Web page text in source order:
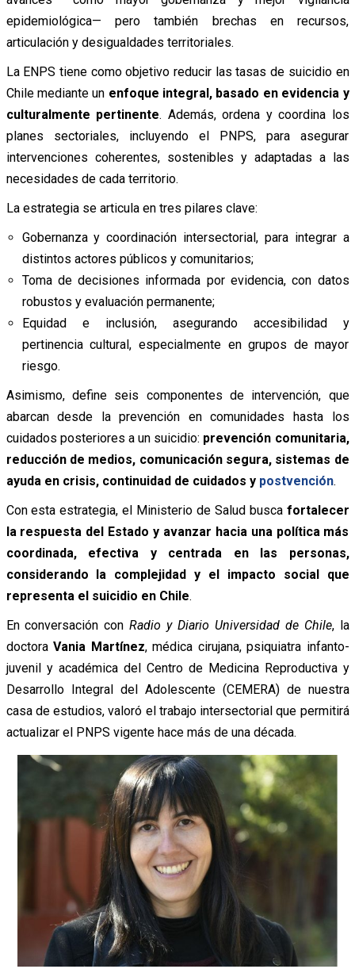
epidemiológica— pero también brechas en recursos,
articulación y desigualdades territoriales.
La ENPS tiene como objetivo reducir las tasas de suicidio en
Chile mediante un enfoque integral, basado en evidencia y
culturalmente pertinente. Además, ordena y coordina los
planes sectoriales, incluyendo el PNPS, para asegurar
intervenciones coherentes, sostenibles y adaptadas a las
necesidades de cada territorio.
La estrategia se articula en tres pilares clave:
Gobernanza y coordinación intersectorial, para integrar a
distintos actores públicos y comunitarios;
Toma de decisiones informada por evidencia, con datos
robustos y evaluación permanente;
Equidad e inclusión, asegurando accesibilidad y
pertinencia cultural, especialmente en grupos de mayor
riesgo.
Asimismo, define seis componentes de intervención, que
abarcan desde la prevención en comunidades hasta los
cuidados posteriores a un suicidio: prevención comunitaria,
reducción de medios, comunicación segura, sistemas de
ayuda en crisis, continuidad de cuidados y postvención.
Con esta estrategia, el Ministerio de Salud busca fortalecer
la respuesta del Estado y avanzar hacia una política más
coordinada, efectiva y centrada en las personas,
considerando la complejidad y el impacto social que
representa el suicidio en Chile.
En conversación conRadio y Diario Universidad de Chile, la
doctora Vania Martínez, médica cirujana, psiquiatra infanto-
juvenil y académica del Centro de Medicina Reproductiva y
Desarrollo Integral del Adolescente (CEMERA) de nuestra
casa de estudios, valoró el trabajo intersectorial que permitirá
actualizar el PNPS vigente hace más de una década.